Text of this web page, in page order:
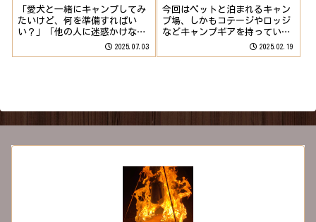
「愛犬と一緒にキャンプしてみ
たいけど、何を準備すればい
い？」「他の人に迷惑かけない
か不安…」 そんな不安を解消
する、犬連れキャンプ初心者向
2025.07.03
め！5選
今回はペットと泊まれるキャン
プ場、しかもコテージやロッジ
などキャンプギアを持っていな
い人でもキャンプを楽しめる場
所を紹介します！ペットと泊ま
2025.02.19